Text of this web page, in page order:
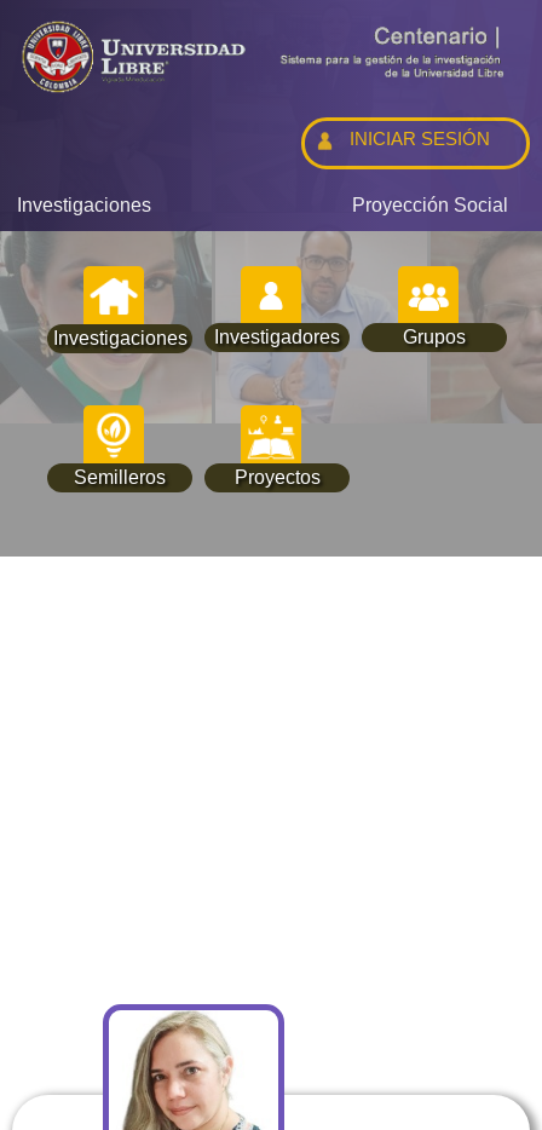
Investigaciones Proyección Social
Investigaciones Investigadores Grupos
Semilleros Proyectos
INICIAR SESIÓN